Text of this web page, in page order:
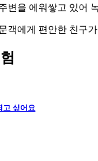
변을 에워쌓고 있어
객에게 편안한 친구
고 싶어요